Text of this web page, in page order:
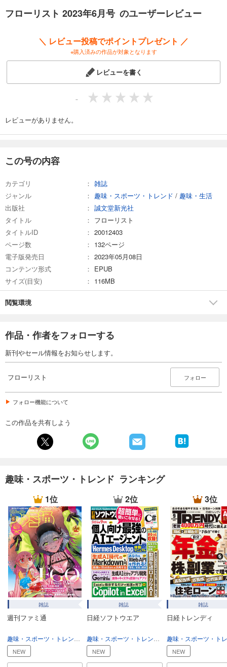
あらすじを表示する
1,100円 (税込)
あらすじを表示する
フローリスト 2023年2月号
1,100
カート
あらすじを表示する
フローリスト 2022年10月号
1,100 円 (税込)
試し読み
あらすじを表示する
1,100
円 (税込)
試し読み
あらすじを表示する
フローリスト 2022年2月号
1,100円 (税込)
カート
試し読み
あらすじを表示する
フローリスト 2021年12月号
フローリスト 2023年6月号 のユーザーレビュー
＼ レビュー投稿でポイントプレゼント ／
※購入済みの作品が対象となります
レビューを書く
-
レビューがありません。
この号の内容
カテゴリ
雑誌
ジャンル
趣味・スポーツ・トレンド / 趣味・生活
出版社
誠文堂新光社
タイトル
フローリスト
タイトルID
20012403
ページ数
132ページ
電子版発売日
2023年05月08日
コンテンツ形式
EPUB
サイズ(目安)
116MB
閲覧環境
作品・作者をフォローする
新刊やセール情報をお知らせします。
フローリスト フォロー
フォロー機能について
この作品を共有しよう
趣味・スポーツ・トレンド ランキング
1位
雑誌
週刊ファミ通
趣味・生活
NEW
2位
雑誌
日経ソフトウエア
趣味・生活
NEW
3位
雑誌
日経トレンディ
NEW